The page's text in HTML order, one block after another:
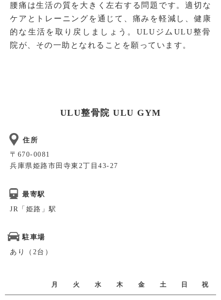
腰痛は生活の質を大きく左右する問題です。適切な
ケアとトレーニングを通じて、痛みを軽減し、健康
的な生活を取り戻しましょう。ULUジムULU整骨
院が、その一助となれることを願っています。
ULU整骨院 ULU GYM
住所
〒670-0081
兵庫県姫路市田寺東2丁目43-27
最寄駅
JR「姫路」駅
駐車場
あり（2台）
月 火 水 木 金 土 日 祝